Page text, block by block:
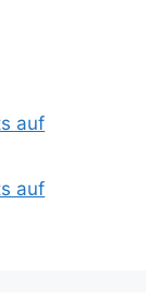
auf
auf